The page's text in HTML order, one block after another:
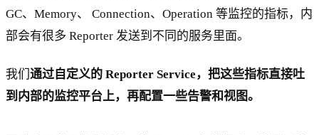
GC、Memory、 Connection、Operation 等监控的指标，内
部会有很多 Reporter 发送到不同的服务里面。
我们 通过自定义的 Reporter Service，把这些指标直接吐
到内部的监控平台上，再配置一些告警和视图。